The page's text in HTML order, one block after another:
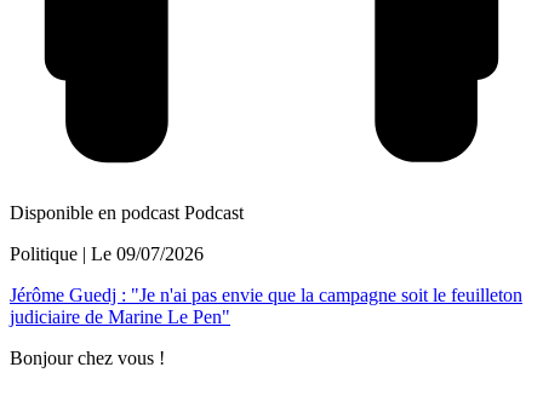
Disponible en podcast Podcast
Politique | Le 09/07/2026
Jérôme Guedj : "Je n'ai pas envie que la campagne soit le feuilleton
judiciaire de Marine Le Pen"
Bonjour chez vous !